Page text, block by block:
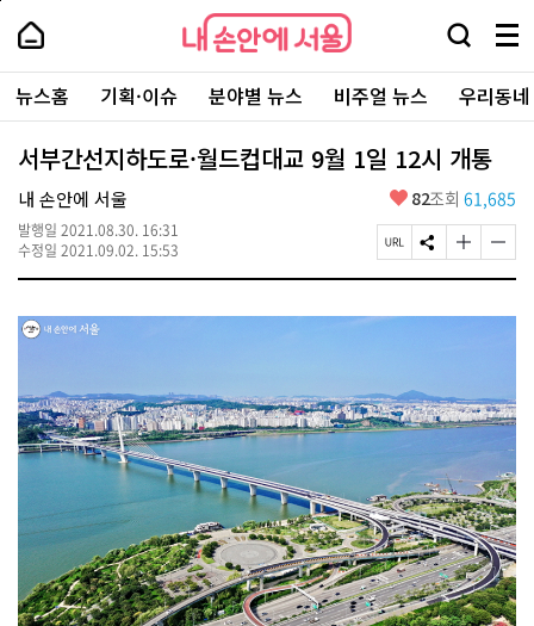
본
로
가
내
손
안
에
서
울
-
서
울
시
대
표
소
포
털
내
손
에
울
검
창
열
기
메
뉴
전
체
보
주
요
서
뉴스홈 기획·이슈 분야별 뉴스 비주얼 뉴스 우리동
서부간선지하도로·월드컵대교 9월 1일 12시 개통
내 손안에 서울
발행일 2021.08.30. 16:31
수정일 2021.09.02. 15:53
좋
요
82조회 61,685
페
이
U
사
S
N
공
글
자
기
경
하
기
글
자
기
경
하
기
페
상
단
로